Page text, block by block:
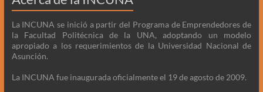
La INCUNA se inició a partir del Programa de Emprendedores de
la Facultad Politécnica de la UNA, adoptando un modelo
apropiado a los requerimientos de la Universidad Nacional de
Asunción.
La INCUNA fue inaugurada oficialmente el 19 de agosto de 2009.